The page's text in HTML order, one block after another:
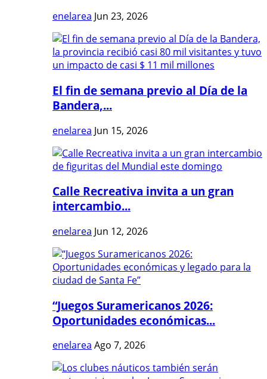
enelarea Jun 23, 2026
El fin de semana previo al Día de la
Bandera,...
enelarea Jun 15, 2026
Calle Recreativa invita a un gran
intercambio...
enelarea Jun 12, 2026
“Juegos Suramericanos 2026:
Oportunidades económicas...
enelarea Ago 7, 2026